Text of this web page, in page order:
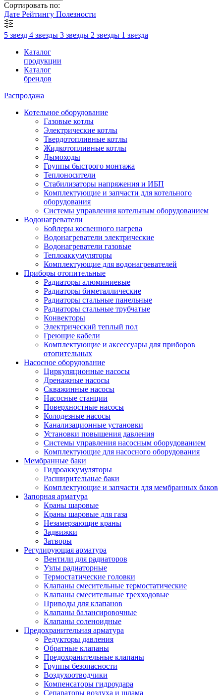
Сортировать по:
Дате Рейтингу Полезности
5 звезд 4 звезды 3 звезды 2 звезды 1 звезда
Каталог
продукции
Каталог
брендов
Распродажа
Котельное оборудование
Газовые котлы
Электрические котлы
Твердотопливные котлы
Жидкотопливные котлы
Дымоходы
Группы быстрого монтажа
Теплоносители
Стабилизаторы напряжения и ИБП
Комплектующие и запчасти для котельного
оборудования
Системы управления котельным оборудованием
Водонагреватели
Бойлеры косвенного нагрева
Водонагреватели электрические
Водонагреватели газовые
Теплоаккумуляторы
Комплектующие для водонагревателей
Приборы отопительные
Радиаторы алюминиевые
Радиаторы биметаллические
Радиаторы стальные панельные
Радиаторы стальные трубчатые
Конвекторы
Электрический теплый пол
Греющие кабели
Комплектующие и аксессуары для приборов
отопительных
Насосное оборудование
Циркуляционные насосы
Дренажные насосы
Скважинные насосы
Насосные станции
Поверхностные насосы
Колодезные насосы
Канализационные установки
Установки повышения давления
Системы управления насосным оборудованием
Комплектующие для насосного оборудования
Мембранные баки
Гидроаккумуляторы
Расширительные баки
Комплектующие и запчасти для мембранных баков
Запорная арматура
Краны шаровые
Краны шаровые для газа
Незамерзающие краны
Задвижки
Затворы
Регулирующая арматура
Вентили для радиаторов
Узлы радиаторные
Термостатические головки
Клапаны смесительные термостатические
Клапаны смесительные трехходовые
Приводы для клапанов
Клапаны балансировочные
Клапаны соленоидные
Предохранительная арматура
Редукторы давления
Обратные клапаны
Предохранительные клапаны
Группы безопасности
Воздухоотводчики
Компенсаторы гидроудара
Сепараторы воздуха и шлама